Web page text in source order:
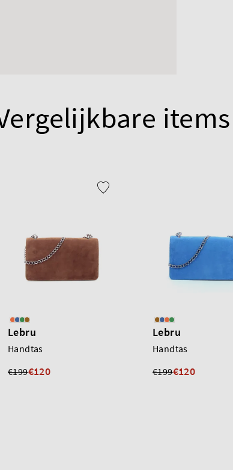
items
Lebru
Handtas
€199€120
Lebru
Handtas
€199€120